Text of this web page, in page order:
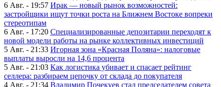
6 Авг. - 19:57 Ирак — новый рынок возможностей:
застройщики ищут точки роста на Ближнем Востоке вопреки
стереотипам
6 Авг. - 17:20 Специализированные депозитарии переходят к
новой модели работы на рынке коллективных инвестиций
5 Авг. - 21:33 Игорная зона «Красная Поляна»: налоговые
выплаты выросли на 14,6 процента
5 Авг. - 21:03 Как логистика убивает и спасает рейтинг
селлера: разбираем цепочку от склада до покупателя
4 Авг. - 21:34 Владимир Почекуев стал председателем совета